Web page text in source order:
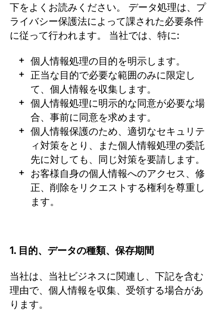
下をよくお読みください。 データ処理は、プ
ライバシー保護法によって課された必要条件
に従って行われます。 当社では、特に:
個人情報処理の目的を明示します。
正当な目的で必要な範囲のみに限定し
て、個人情報を収集します。
個人情報処理に明示的な同意が必要な場
合、事前に同意を求めます。
個人情報保護のため、適切なセキュリテ
ィ対策をとり、また個人情報処理の委託
先に対しても、同じ対策を要請します。
お客様自身の個人情報へのアクセス、修
正、削除をリクエストする権利を尊重し
ます。
1. 目的、データの種類、保存期間
当社は、当社ビジネスに関連し、下記を含む
理由で、個人情報を収集、受領する場合があ
ります。